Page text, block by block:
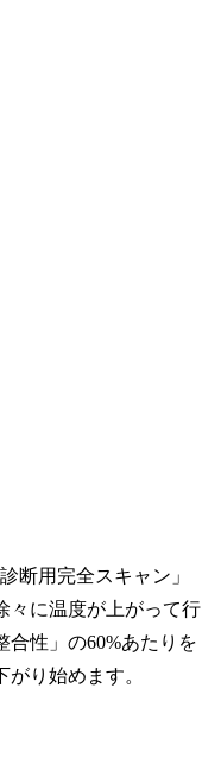
断用完全スキャン」
々に温度が上がって行
合性」の60%あたりを
がり始めます。